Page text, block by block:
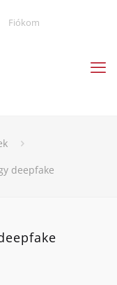
Fiókom
deepfake